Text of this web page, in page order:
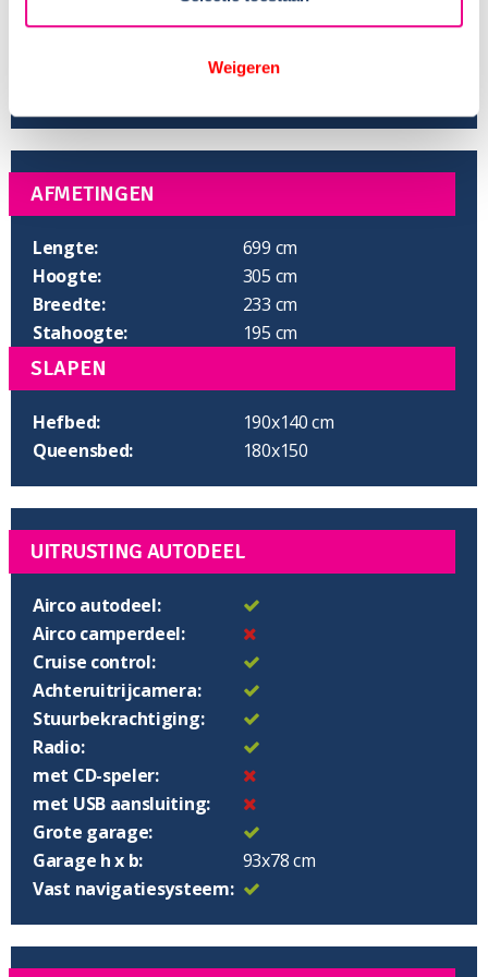
Weigeren
AFMETINGEN
Lengte:
699 cm
Hoogte:
305 cm
Breedte:
233 cm
Stahoogte:
195 cm
SLAPEN
Hefbed:
190x140 cm
Queensbed:
180x150
UITRUSTING AUTODEEL
Airco autodeel:
Airco camperdeel:
Cruise control:
Achteruitrijcamera:
Stuurbekrachtiging:
Radio:
met CD-speler:
met USB aansluiting:
Grote garage:
Garage h x b:
93x78 cm
Vast navigatiesysteem: